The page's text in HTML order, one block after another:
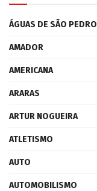
ÁGUAS DE SÃO PEDRO
AMADOR
AMERICANA
ARARAS
ARTUR NOGUEIRA
ATLETISMO
AUTO
AUTOMOBILISMO